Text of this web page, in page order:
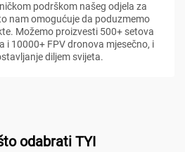
podrškom našeg odjela za
nam omogućuje da poduzmemo
Možemo proizvesti 500+ setova
i 10000+ FPV dronova mjesečno, i
diljem svijeta.
odabrati TYI